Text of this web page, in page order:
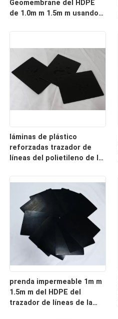
Geomembrane del HDPE
de 1.0m m 1.5m m usando
láminas de plástico
reforzadas trazador de
líneas del polietileno de la
prenda impermeable 1m m
1.5m m del HDPE del
trazador de líneas de la